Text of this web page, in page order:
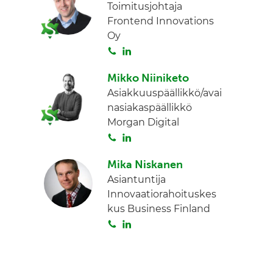
Toimitusjohtaja
Frontend Innovations
Oy
S
i
t
a
n
k
e
d
Mikko Niiniketo
Asiakkuuspäällikkö/avai
nasiakaspäällikkö
Morgan Digital
S
i
t
a
n
k
e
d
Mika Niskanen
Asiantuntija
Innovaatiorahoituskes
kus Business Finland
S